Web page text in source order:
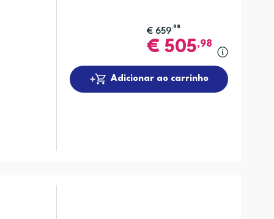
€ 659 ,98
€505,98
Adicionar ao carrinho